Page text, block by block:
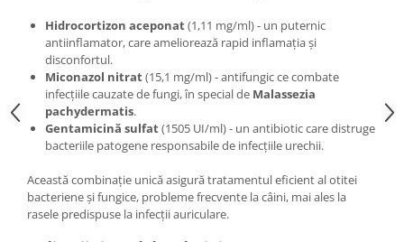
Hidrocortizon aceponat(1,11 mg/ml) - un puternic
antiinflamator, care ameliorează rapid inflamația și
disconfortul.
Miconazol nitrat(15,1 mg/ml) - antifungic ce combate
infecțiile cauzate de fungi, în special de Malassezia
pachydermatis.
Gentamicină sulfat(1505 UI/ml) - un antibiotic care distruge
bacteriile patogene responsabile de infecțiile urechii.
Această combinație unică asigură tratamentul eficient al otitei
bacteriene și fungice, probleme frecvente la câini, mai ales la
rasele predispuse la infecții auriculare.